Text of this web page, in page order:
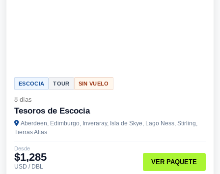
ESCOCIA TOUR SIN VUELO
8 días
Tesoros de Escocia
Aberdeen, Edimburgo, Inveraray, Isla de Skye, Lago Ness, Stirling,
Tierras Altas
Desde
$1,285
USD / DBL
VER PAQUETE